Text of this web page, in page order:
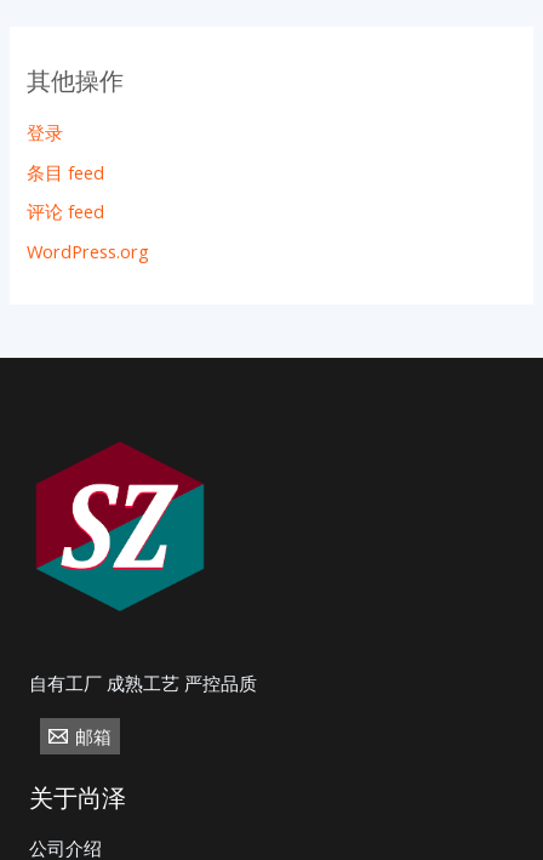
其他操作
登录
条目 feed
评论 feed
WordPress.org
自有工厂 成熟工艺 严控品质
邮箱
关于尚泽
公司介绍